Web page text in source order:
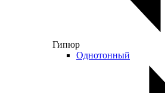
Гипюр
Однотонный